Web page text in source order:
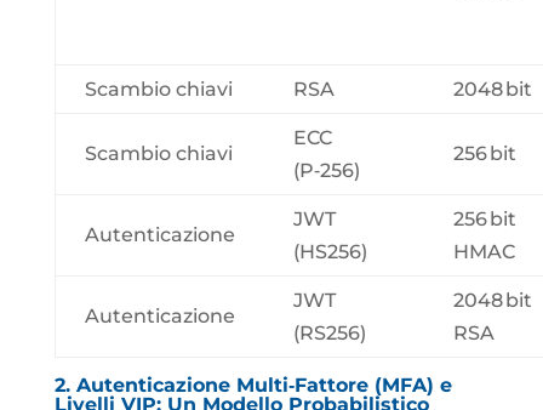
Scambio chiavi RSA 2048 bit
Scambio chiavi
ECC
(P‑256)
256 bit
Autenticazione
JWT
(HS256)
256 bit
HMAC
Autenticazione
JWT
(RS256)
2048 bit
RSA
2. Autenticazione Multi‑Fattore (MFA) e
Livelli VIP: Un Modello Probabilistico